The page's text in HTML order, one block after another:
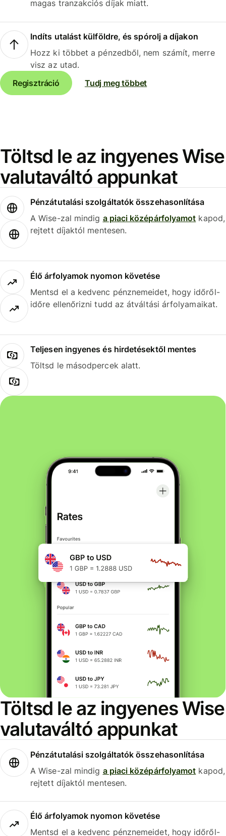
magas tranzakciós díjak miatt.
Indíts utalást külföldre, és spórolj a díjakon
Hozz ki többet a pénzedből, nem számít, merre
visz az utad.
Regisztráció
Tudj meg többet
Töltsd le az ingyenes Wise
valutaváltó appunkat
Pénzátutalási szolgáltatók összehasonlítása
A Wise-zal mindig a piaci középárfolyamot kapod,
rejtett díjaktól mentesen.
Élő árfolyamok nyomon követése
Mentsd el a kedvenc pénznemeidet, hogy időről-
időre ellenőrizni tudd az átváltási árfolyamaikat.
Teljesen ingyenes és hirdetésektől mentes
Töltsd le másodpercek alatt.
Töltsd le az ingyenes Wise
valutaváltó appunkat
Pénzátutalási szolgáltatók összehasonlítása
A Wise-zal mindig a piaci középárfolyamot kapod,
rejtett díjaktól mentesen.
Élő árfolyamok nyomon követése
Mentsd el a kedvenc pénznemeidet, hogy időről-